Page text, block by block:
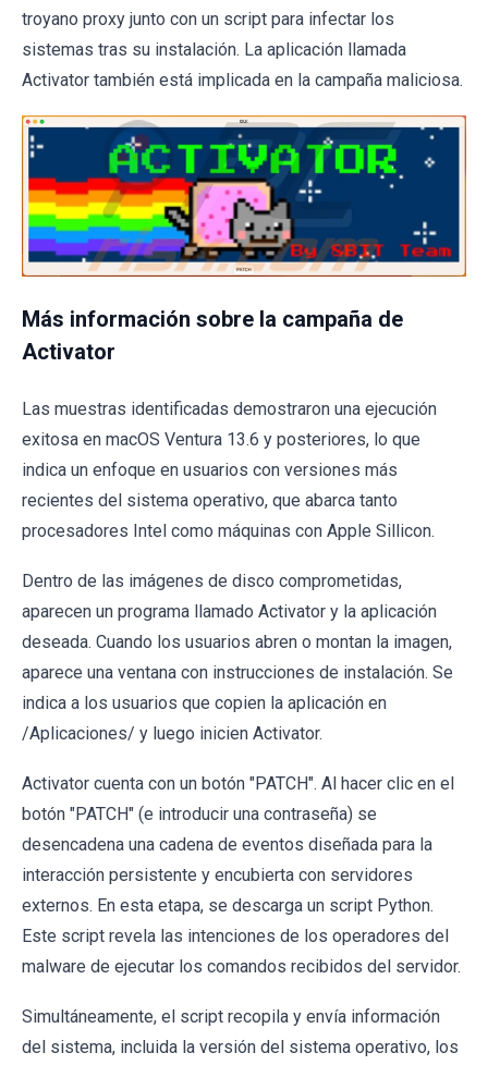
troyano proxy junto con un script para infectar los
sistemas tras su instalación. La aplicación llamada
Activator también está implicada en la campaña maliciosa.
Más información sobre la campaña de
Activator
Las muestras identificadas demostraron una ejecución
exitosa en macOS Ventura 13.6 y posteriores, lo que
indica un enfoque en usuarios con versiones más
recientes del sistema operativo, que abarca tanto
procesadores Intel como máquinas con Apple Sillicon.
Dentro de las imágenes de disco comprometidas,
aparecen un programa llamado Activator y la aplicación
deseada. Cuando los usuarios abren o montan la imagen,
aparece una ventana con instrucciones de instalación. Se
indica a los usuarios que copien la aplicación en
/Aplicaciones/ y luego inicien Activator.
Activator cuenta con un botón "PATCH". Al hacer clic en el
botón "PATCH" (e introducir una contraseña) se
desencadena una cadena de eventos diseñada para la
interacción persistente y encubierta con servidores
externos. En esta etapa, se descarga un script Python.
Este script revela las intenciones de los operadores del
malware de ejecutar los comandos recibidos del servidor.
Simultáneamente, el script recopila y envía información
del sistema, incluida la versión del sistema operativo, los